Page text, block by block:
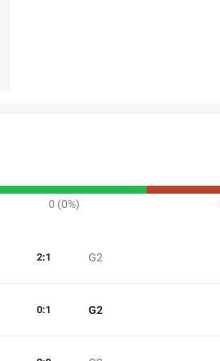
0 (0%)
G2
2:1
G2
0:1